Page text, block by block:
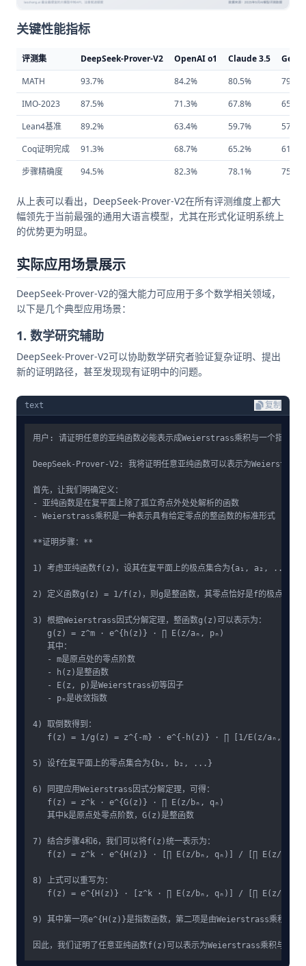
关键性能指标
评测集 DeepSeek-Prover-V2 OpenAI o1 Claude 3.5
MATH
93.7% 84.2% 80.5%
79.8%
IMO-2023
87.5% 71.3% 67.8%
65.2%
Lean4基准
89.2% 63.4% 59.7%
57.1%
Coq证明完成
91.3% 68.7% 65.2%
61.4%
步骤精确度
94.5% 82.3% 78.1% 75.6%
从上表可以看出，DeepSeek-Prover-V2在所有评测维度上都大
幅领先于当前最强的通用大语言模型，尤其在形式化证明系统上
的优势更为明显。
实际应用场景展示
DeepSeek-Prover-V2的强大能力可应用于多个数学相关领域，
以下是几个典型应用场景：
1. 数学研究辅助
DeepSeek-Prover-V2可以协助数学研究者验证复杂证明、提出
新的证明路径，甚至发现现有证明中的问题。
text 复制
用户: 请证明任意的亚纯函数必能表示成Weierstrass乘积与一个指数函
DeepSeek-Prover-V2: 我将证明任意亚纯函数可以表示为Weierstrass
首先，让我们明确定义：
- 亚纯函数是在复平面上除了孤立奇点外处处解析的函数
- Weierstrass乘积是一种表示具有给定零点的整函数的标准形式
**证明步骤：**
1) 考虑亚纯函数f(z)，设其在复平面上的极点集合为{a₁, a₂, ...}
2) 定义函数g(z) = 1/f(z)，则g是整函数，其零点恰好是f的极点
3) 根据Weierstrass因式分解定理，整函数g(z)可以表示为：
   g(z) = z^m · e^{h(z)} · ∏ E(z/aₙ, pₙ)
   其中：
   - m是原点处的零点阶数
   - h(z)是整函数
   - E(z, p)是Weierstrass初等因子
   - pₙ是收敛指数
4) 取倒数得到：
   f(z) = 1/g(z) = z^{-m} · e^{-h(z)} · ∏ [1/E(z/aₙ, pₙ)]
5) 设f在复平面上的零点集合为{b₁, b₂, ...}
6) 同理应用Weierstrass因式分解定理，可得：
   f(z) = z^k · e^{G(z)} · ∏ E(z/bₙ, qₙ)
   其中k是原点处零点阶数，G(z)是整函数
7) 结合步骤4和6，我们可以将f(z)统一表示为：
f(z) = z^k · e^{H(z)} · [∏ E(z/bₙ, qₙ)] / [∏ E(z/aₙ,
8) 上式可以重写为：
f(z) = e^{H(z)} · [z^k · ∏ E(z/bₙ, qₙ)] / [∏ E(z/aₙ,
9) 其中第一项e^{H(z)}是指数函数，第二项是由Weierstrass乘积表示